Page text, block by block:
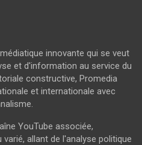
innovante qui se veut
et d'information au service du
constructive, Promedia
et internationale avec
YouTube associée,
allant de l'analyse politique